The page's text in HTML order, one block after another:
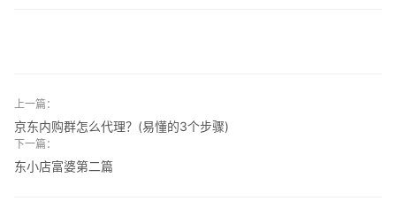
上一篇：
京东内购群怎么代理？(易懂的3个步骤)
下一篇：
东小店富婆第二篇